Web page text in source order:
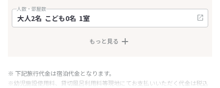
人数・部屋数
もっと見る
※ 下記旅行代金は宿泊代金となります。
※幼児施設使用料、貸切風呂利用料等現地にてお支払いいただく代金は税込